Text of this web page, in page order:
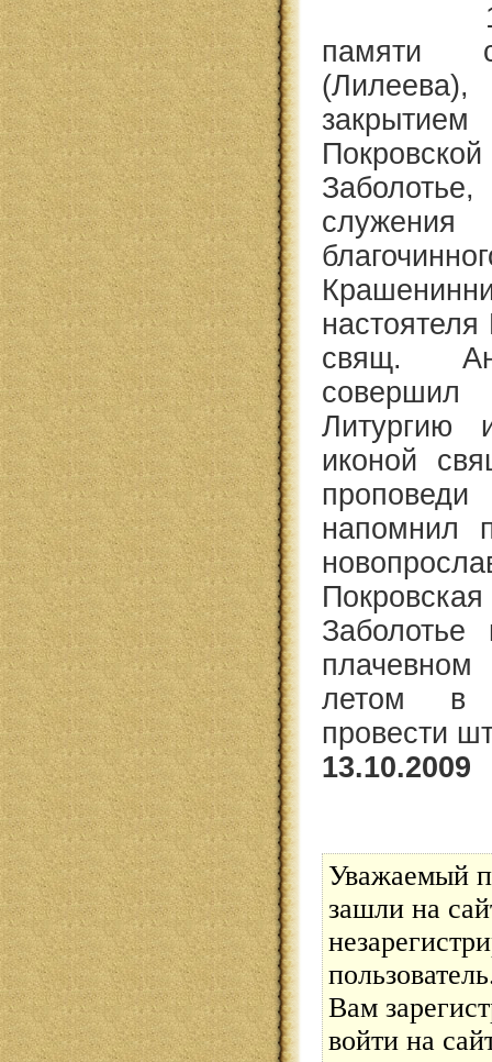
13
памяти
(Лилеева),
свящ.
Литургию
иконой
напомнил
Заболотье
летом в
провести
13.10.2009
Уважаемый
зашли на
Вам
войти на